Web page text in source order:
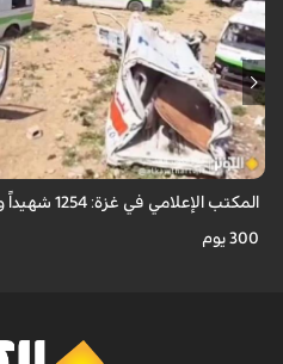
خرقاً وانتهاكاً لاتفاق "وقف إطلاق النار" الممتد منذ 300 يوم،
300 يوم